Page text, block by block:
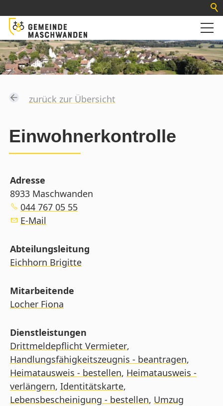
zurück zur Übersicht
Einwohnerkontrolle
Adresse
8933 Maschwanden
044 767 05 55
E-Mail
Abteilungsleitung
Eichhorn Brigitte
Mitarbeitende
Locher Fiona
Dienstleistungen
Drittmeldepflicht Vermieter,
Handlungsfähigkeitszeugnis - beantragen,
Heimatausweis - bestellen, Heimatausweis -
verlängern, Identitätskarte,
Lebensbescheinigung - bestellen, Umzug